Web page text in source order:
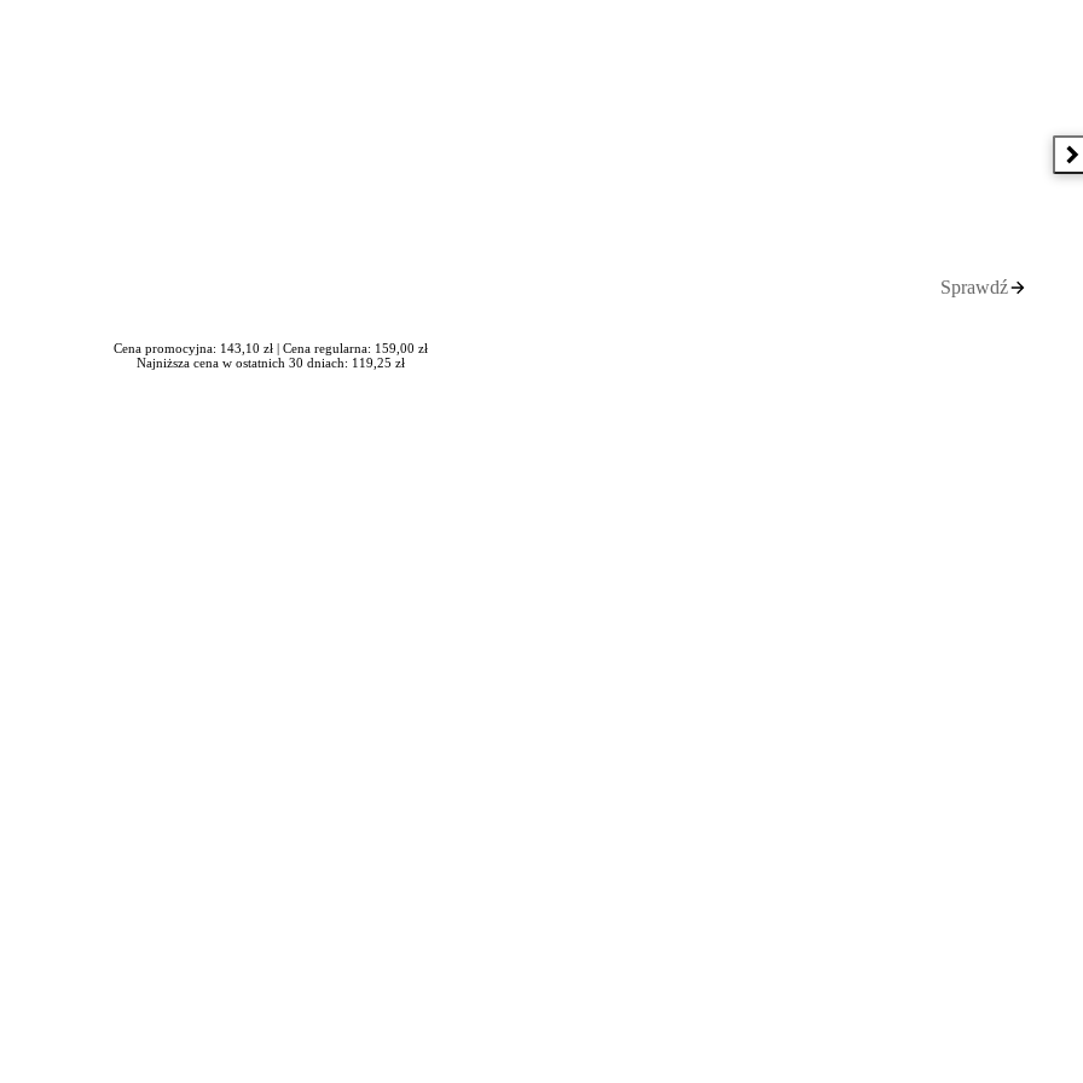
się w nowym oknie
Sprawdź
Cena promocyjna: 143,10 zł | Cena regularna: 159,00 zł
Najniższa cena w ostatnich 30 dniach: 119,25 zł